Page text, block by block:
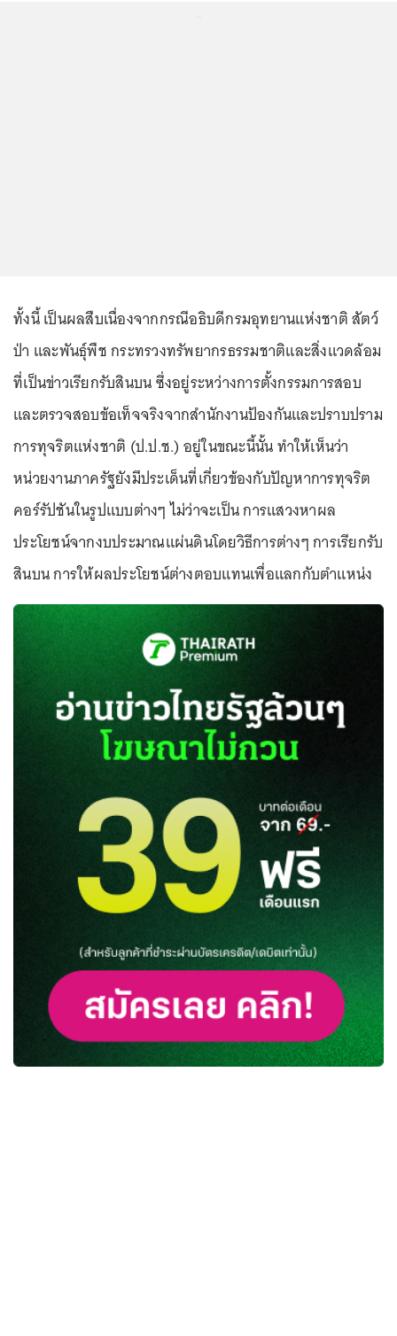
ทั้งนี้ เป็นผลสืบเนื่องจากกรณีอธิบดีกรมอุทยานแห่งชาติ สัตว์
ป่า และพันธุ์พืช กระทรวงทรัพยากรธรรมชาติและสิ่งแวดล้อม
ที่เป็นข่าวเรียกรับสินบน ซึ่งอยู่ระหว่างการตั้งกรรมการสอบ
และตรวจสอบข้อเท็จจริงจากสำนักงานป้องกันและปราบปราม
การทุจริตแห่งชาติ (ป.ป.ช.) อยู่ในขณะนี้นั้น ทำให้เห็นว่า
หน่วยงานภาครัฐยังมีประเด็นที่เกี่ยวข้องกับปัญหาการทุจริต
คอร์รัปชันในรูปแบบต่างๆ ไม่ว่าจะเป็น การแสวงหาผล
ประโยชน์จากงบประมาณแผ่นดินโดยวิธีการต่างๆ การเรียกรับ
สินบน การให้ผลประโยชน์ต่างตอบแทนเพื่อแลกกับตำแหน่ง